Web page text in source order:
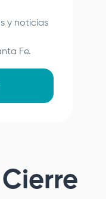
y noticias
Fe.